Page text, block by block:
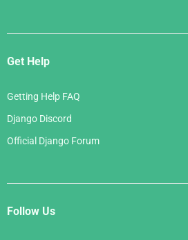
Get Help
Getting Help FAQ
Django Discord
Official Django Forum
Follow Us